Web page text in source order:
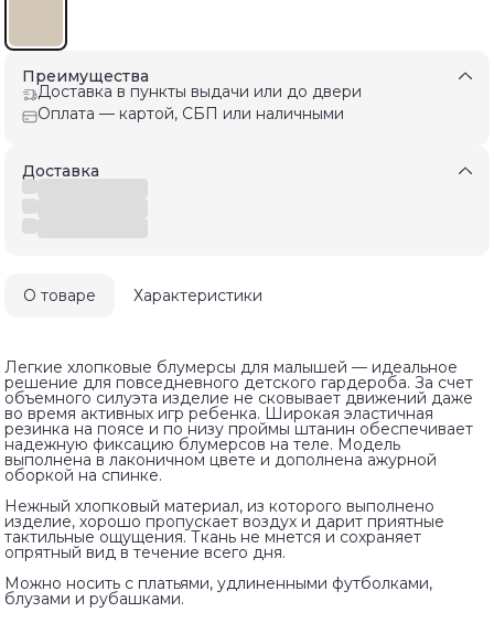
Преимущества
Доставка в пункты выдачи или до двери
Оплата — картой, СБП или наличными
Доставка
О товаре Характеристики
Легкие хлопковые блумерсы для малышей — идеальное
решение для повседневного детского гардероба. За счет
объемного силуэта изделие не сковывает движений даже
во время активных игр ребенка. Широкая эластичная
резинка на поясе и по низу проймы штанин обеспечивает
надежную фиксацию блумерсов на теле. Модель
выполнена в лаконичном цвете и дополнена ажурной
оборкой на спинке.
Нежный хлопковый материал, из которого выполнено
изделие, хорошо пропускает воздух и дарит приятные
тактильные ощущения. Ткань не мнется и сохраняет
опрятный вид в течение всего дня.
Можно носить с платьями, удлиненными футболками,
блузами и рубашками.